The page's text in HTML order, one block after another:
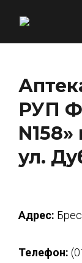
РУП
ул.
Адрес:
Телефон: